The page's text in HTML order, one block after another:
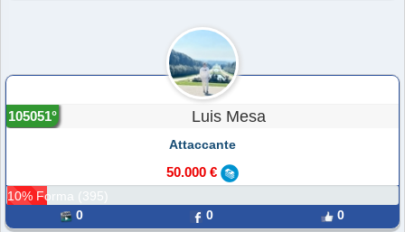
Luis Mesa
105051°
Attaccante
50.000 €
10% Forma (395)
0
0 0